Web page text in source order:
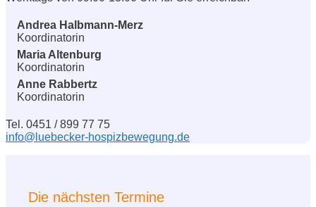
Andrea Halbmann-Merz
Koordinatorin
Maria Altenburg
Koordinatorin
Anne Rabbertz
Koordinatorin
Tel. 0451 / 899 77 75
info@luebecker-hospizbewegung.de
Die nächsten Termine